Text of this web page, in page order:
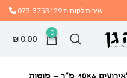
שירות לקוחות073-3753129
0
₪ 0.00